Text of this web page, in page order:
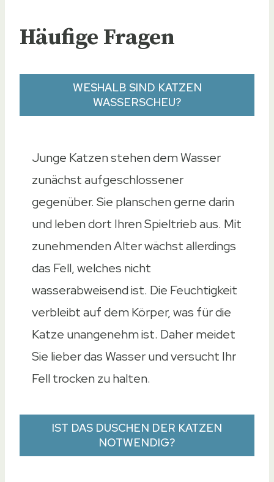
Häufige Fragen
WESHALB SIND KATZEN
WASSERSCHEU?
Junge Katzen stehen dem Wasser
zunächst aufgeschlossener
gegenüber. Sie planschen gerne darin
und leben dort Ihren Spieltrieb aus. Mit
zunehmenden Alter wächst allerdings
das Fell, welches nicht
wasserabweisend ist. Die Feuchtigkeit
verbleibt auf dem Körper, was für die
Katze unangenehm ist. Daher meidet
Sie lieber das Wasser und versucht Ihr
Fell trocken zu halten.
IST DAS DUSCHEN DER KATZEN
NOTWENDIG?